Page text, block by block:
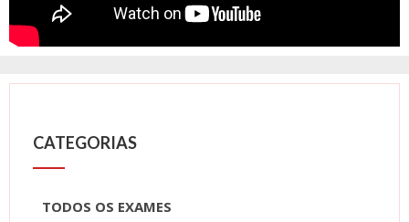
CATEGORIAS
TODOS OS EXAMES